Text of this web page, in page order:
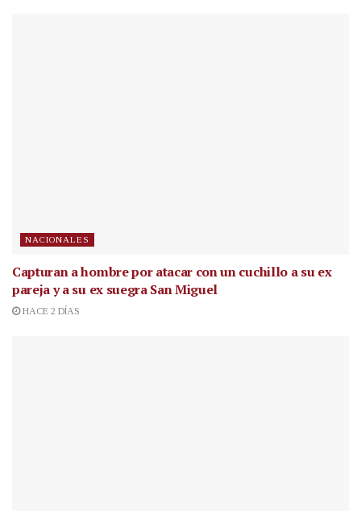
NACIONALES
Capturan a hombre por atacar con un cuchillo a su ex
pareja y a su ex suegra San Miguel
HACE 2 DÍAS